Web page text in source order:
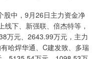
股中，9月26日主力资金净
下、新强联、倍杰特等，
万元、2643.99万元，主力
哈焊华通、C建发致、多瑞